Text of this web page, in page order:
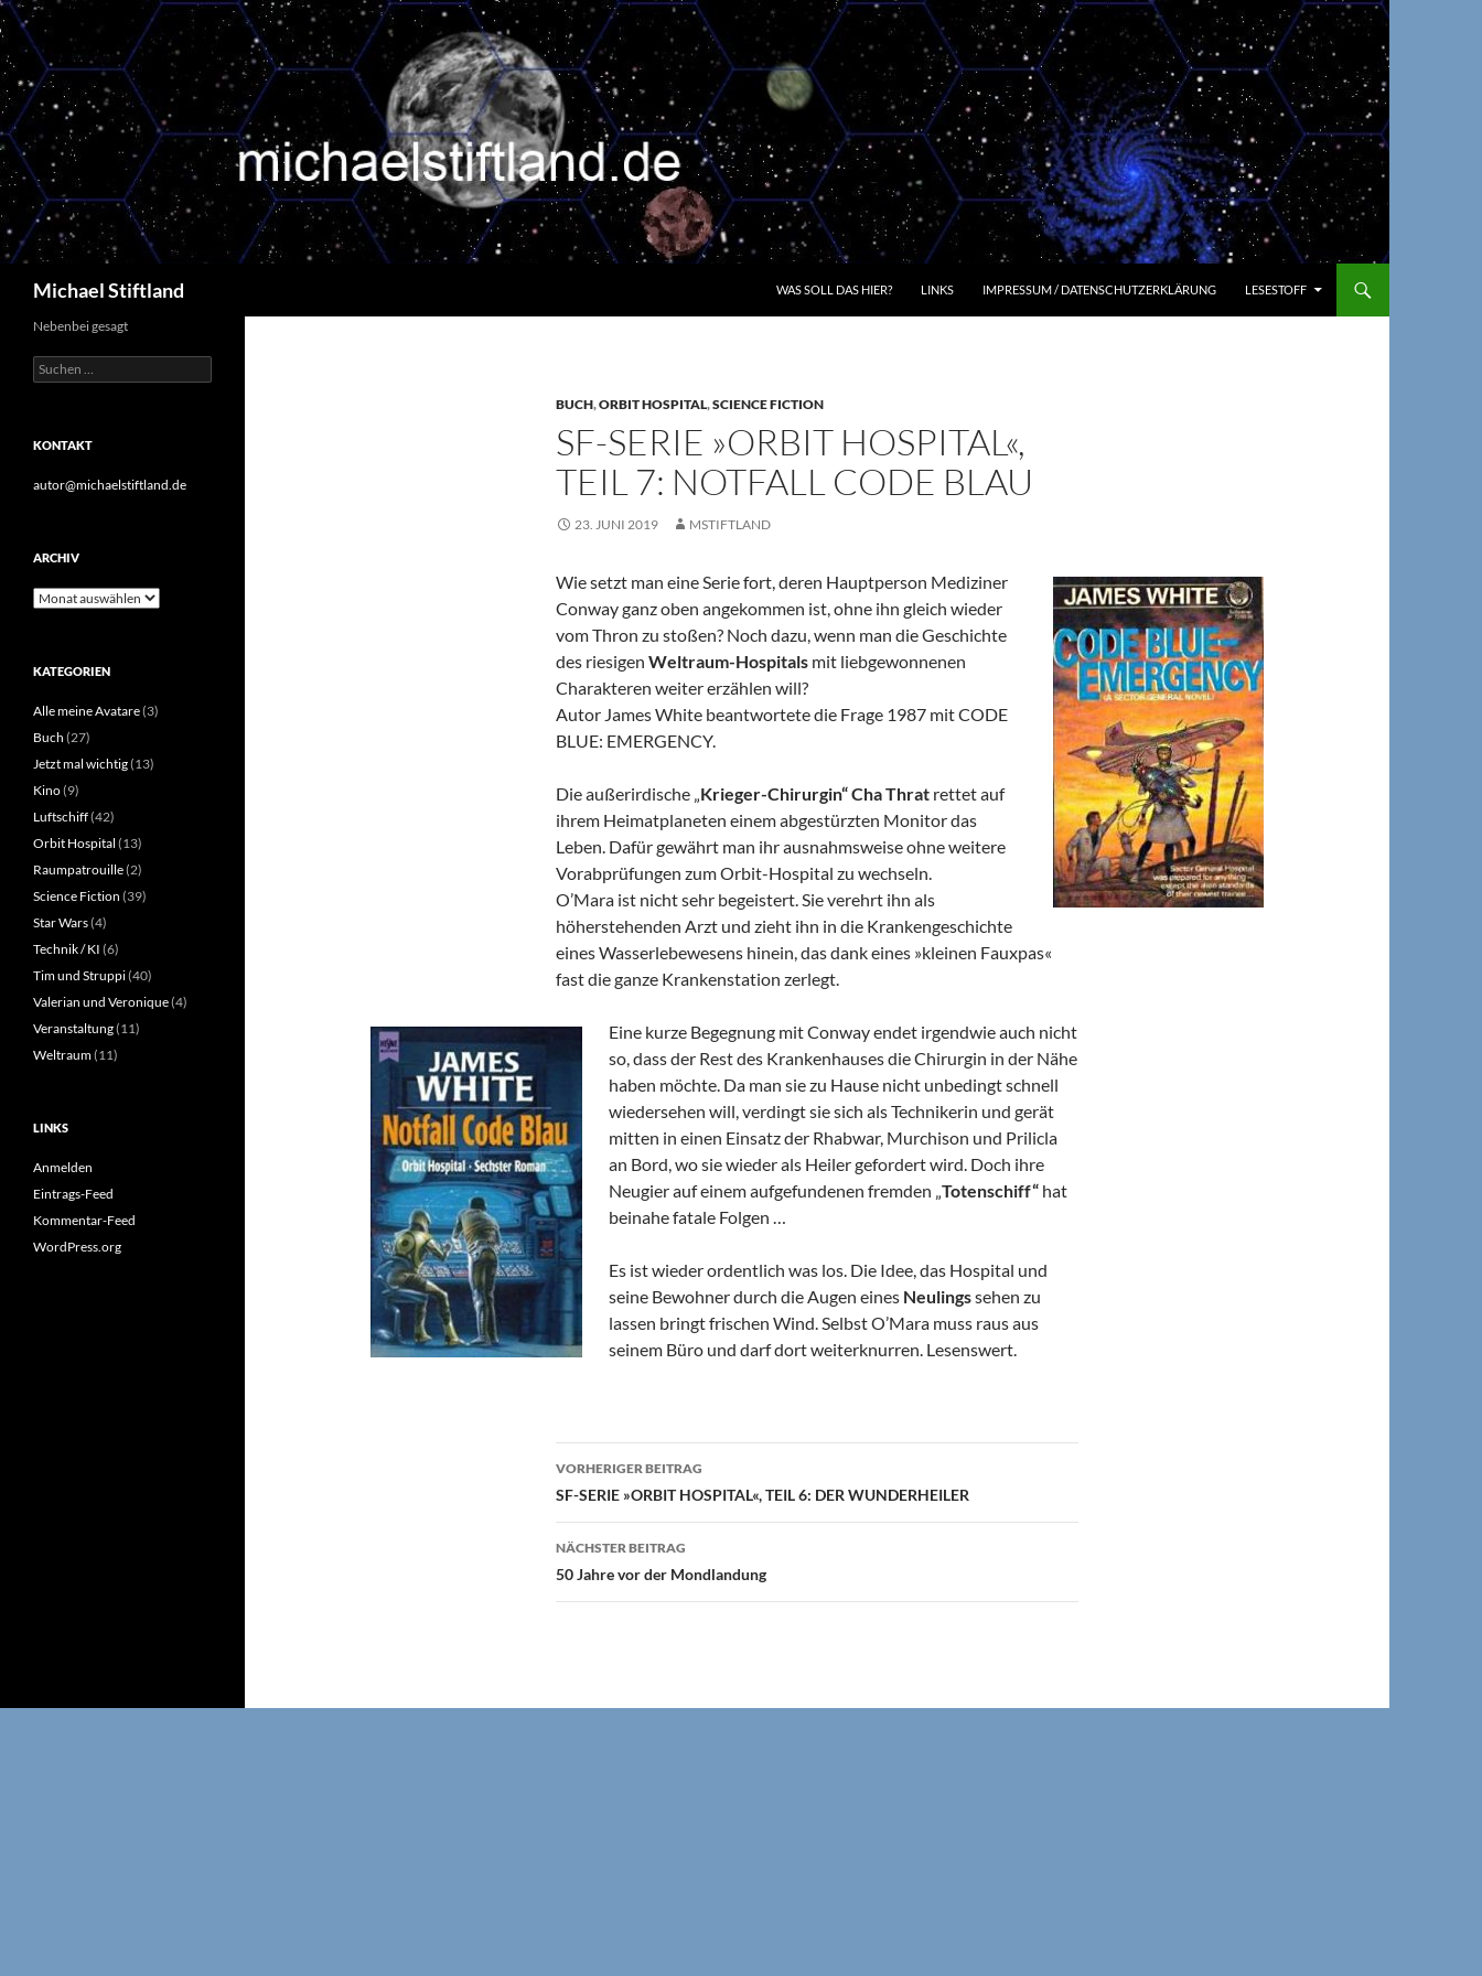
Zum
Inhalt
springen
Michael Stiftland WAS SOLL DAS HIER? LINKS IMPRESSUM / DATENSCHUTZERKLÄRUNG LESESTOFF
BUCH,ORBIT HOSPITAL,SCIENCE FICTION
SF-SERIE »ORBIT HOSPITAL«,
TEIL 7: NOTFALL CODE BLAU
23. JUNI 2019 MSTIFTLAND
Wie setzt man eine Serie fort, deren Hauptperson Mediziner
Conway ganz oben angekommen ist, ohne ihn gleich wieder
vom Thron zu stoßen? Noch dazu, wenn man die Geschichte
des riesigen Weltraum-Hospitals mit liebgewonnenen
Charakteren weiter erzählen will?
Autor James White beantwortete die Frage 1987 mit CODE
BLUE: EMERGENCY.
Die außerirdische „Krieger-Chirurgin“ Cha Thrat rettet auf
ihrem Heimatplaneten einem abgestürzten Monitor das
Leben. Dafür gewährt man ihr ausnahmsweise ohne weitere
Vorabprüfungen zum Orbit-Hospital zu wechseln.
O’Mara ist nicht sehr begeistert. Sie verehrt ihn als
höherstehenden Arzt und zieht ihn in die Krankengeschichte
eines Wasserlebewesens hinein, das dank eines »kleinen Fauxpas«
fast die ganze Krankenstation zerlegt.
Eine kurze Begegnung mit Conway endet irgendwie auch nicht
so, dass der Rest des Krankenhauses die Chirurgin in der Nähe
haben möchte. Da man sie zu Hause nicht unbedingt schnell
wiedersehen will, verdingt sie sich als Technikerin und gerät
mitten in einen Einsatz der Rhabwar, Murchison und Prilicla
an Bord, wo sie wieder als Heiler gefordert wird. Doch ihre
Neugier auf einem aufgefundenen fremden „Totenschiff“ hat
beinahe fatale Folgen …
Es ist wieder ordentlich was los. Die Idee, das Hospital und
seine Bewohner durch die Augen eines Neulingssehen zu
lassen bringt frischen Wind. Selbst O’Mara muss raus aus
seinem Büro und darf dort weiterknurren. Lesenswert.
Beitragsnavigation
VORHERIGER BEITRAG
SF-SERIE »ORBIT HOSPITAL«, TEIL 6: DER WUNDERHEILER
NÄCHSTER BEITRAG
50 Jahre vor der Mondlandung
Nebenbei gesagt
Suchen
nach:
KONTAKT
autor@michaelstiftland.de
ARCHIV
Archiv
KATEGORIEN
Alle meine Avatare(3)
Buch (27)
Jetzt mal wichtig(13)
Kino(9)
Luftschiff(42)
Orbit Hospital (13)
Raumpatrouille(2)
Science Fiction (39)
Star Wars(4)
Technik / KI (6)
Tim und Struppi(40)
Valerian und Veronique(4)
Veranstaltung(11)
Weltraum(11)
LINKS
Anmelden
Eintrags-Feed
Kommentar-Feed
WordPress.org